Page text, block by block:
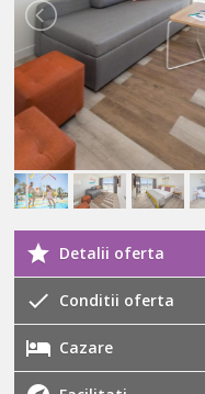
Detalii oferta
Conditii oferta
Cazare